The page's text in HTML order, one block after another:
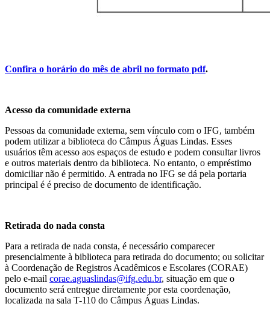
Confira o horário do mês de abril no formato pdf.
Acesso da comunidade externa
Pessoas da comunidade externa, sem vínculo com o IFG, também
podem utilizar a biblioteca do Câmpus Águas Lindas. Esses
usuários têm acesso aos espaços de estudo e podem consultar livros
e outros materiais dentro da biblioteca. No entanto, o empréstimo
domiciliar não é permitido. A entrada no IFG se dá pela portaria
principal é é preciso de documento de identificação.
Retirada do nada consta
Para a retirada de nada consta, é necessário comparecer
presencialmente à biblioteca para retirada do documento; ou solicitar
à Coordenação de Registros Acadêmicos e Escolares (CORAE)
pelo e-mail corae.aguaslindas@ifg.edu.br, situação em que o
documento será entregue diretamente por esta coordenação,
localizada na sala T-110 do Câmpus Águas Lindas.